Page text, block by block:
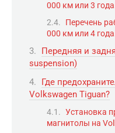
000 км или 3
Перечень
000 км или 4
Передняя и
suspension)
Где
Volkswagen Tiguan?
Установка
магнитолы на